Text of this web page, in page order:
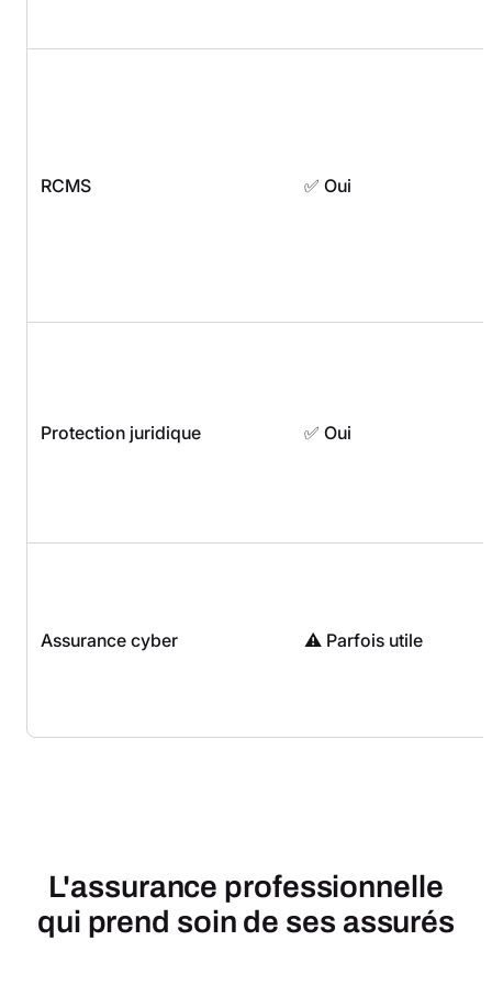
RCMS ✅ Oui
Protection juridique ✅ Oui
Assurance cyber ⚠️ Parfois utile
L'assurance professionnelle
qui prend soin de ses assurés